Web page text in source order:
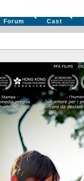
Forum Cast